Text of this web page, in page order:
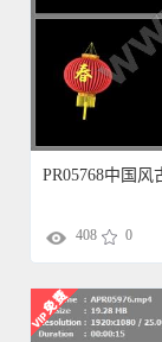
PR05768中国
408 0